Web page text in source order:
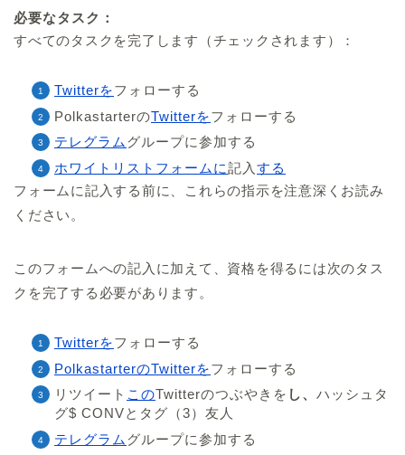
必要なタスク：
すべてのタスクを完了します（チェックされます）：
Twitterをフォローする
PolkastarterのTwitterをフォローする
テレグラム グループに参加する
ホワイトリストフォームに記入 する
フォームに記入する前に、これらの指示を注意深くお読み
ください。
このフォームへの記入に加えて、資格を得るには次のタス
クを完了する必要があります。
Twitterをフォローする
PolkastarterのTwitterをフォローする
リツイート このTwitterのつぶやきを し、 ハッシュタ
グ$ CONVとタグ（3）友人
テレグラム グループに参加する